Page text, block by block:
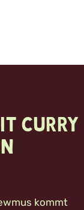
Curry
kommt